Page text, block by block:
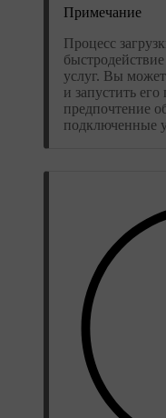
Примечание
Процесс
услуг. Вы
и запустить
предпочтение
подключенные